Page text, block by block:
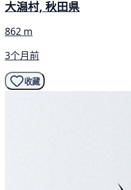
大潟村, 秋田県
862 m
3个月前
收藏